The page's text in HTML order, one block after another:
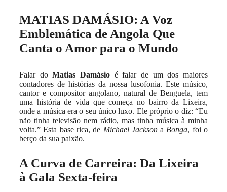
MATIAS DAMÁSIO: A Voz
Emblemática de Angola Que
Canta o Amor para o Mundo
Falar doMatias Damásio é falar de um dos maiores
contadores de histórias da nossa lusofonia. Este músico,
cantor e compositor angolano, natural de Benguela, tem
uma história de vida que começa no bairro da Lixeira,
onde a música era o seu único luxo. Ele próprio o diz: “Eu
não tinha televisão nem rádio, mas tinha música à minha
volta.” Esta base rica, de Michael Jacksona Bonga, foi o
berço da sua paixão.
A Curva de Carreira: Da Lixeira
à Gala Sexta-feira